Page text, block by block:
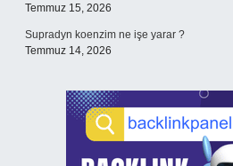
Temmuz 15, 2026
Supradyn koenzim ne işe yarar ?
Temmuz 14, 2026